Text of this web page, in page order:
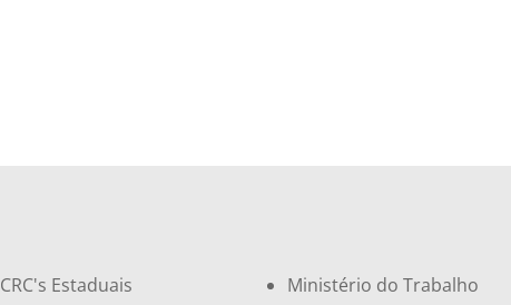
CRC's Estaduais Ministério do Trabalho